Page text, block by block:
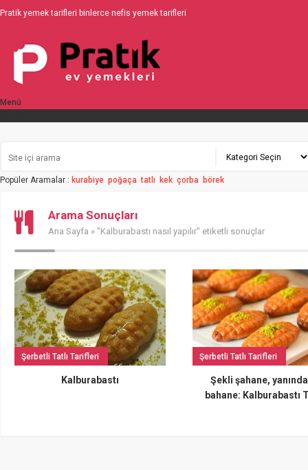
Pratik yemek tarifleri binlerce nefis yemek tarifleri
Menü
Popüler Aramalar : kurabiye poğaça tatlı kek çorba börek
Arama Sonuçları
Ana Sayfa » "Kalburabastı nasıl yapılır" etiketli sonuçlar
Şerbetli Tatlı Tarifleri
Kalburabastı
Şerbetli Tatlı Tarifleri
Şekli şahane,
bahane: Kalburabastı